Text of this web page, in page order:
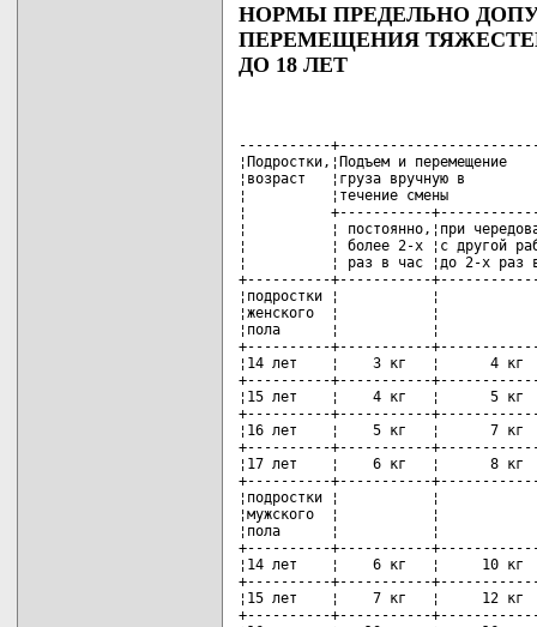
НОРМЫ ПРЕДЕЛЬНО
ПЕРЕМЕЩЕНИЯ
ДО 18 ЛЕТ
-----------
¦Подростки,¦Подъем и
¦возраст   ¦груза вручную в
¦          ¦течение смены
¦          +-----------
¦          ¦ постоянно,¦при
¦          ¦ более 2-х ¦с другой
¦          ¦ раз в час ¦до 2-х раз
+----------+-----------
¦подростки ¦           ¦
¦женского  ¦           ¦
¦пола      ¦           ¦
+----------+-----------
¦14 лет    ¦    3 кг   ¦      4
+----------+-----------
¦15 лет    ¦    4 кг   ¦      5
+----------+-----------
¦16 лет    ¦    5 кг   ¦      7
+----------+-----------
¦17 лет    ¦    6 кг   ¦      8
+----------+-----------
¦подростки ¦           ¦
¦мужского  ¦           ¦
¦пола      ¦           ¦
+----------+-----------
¦14 лет    ¦    6 кг   ¦     10
+----------+-----------
¦15 лет    ¦    7 кг   ¦     12
+----------+-----------